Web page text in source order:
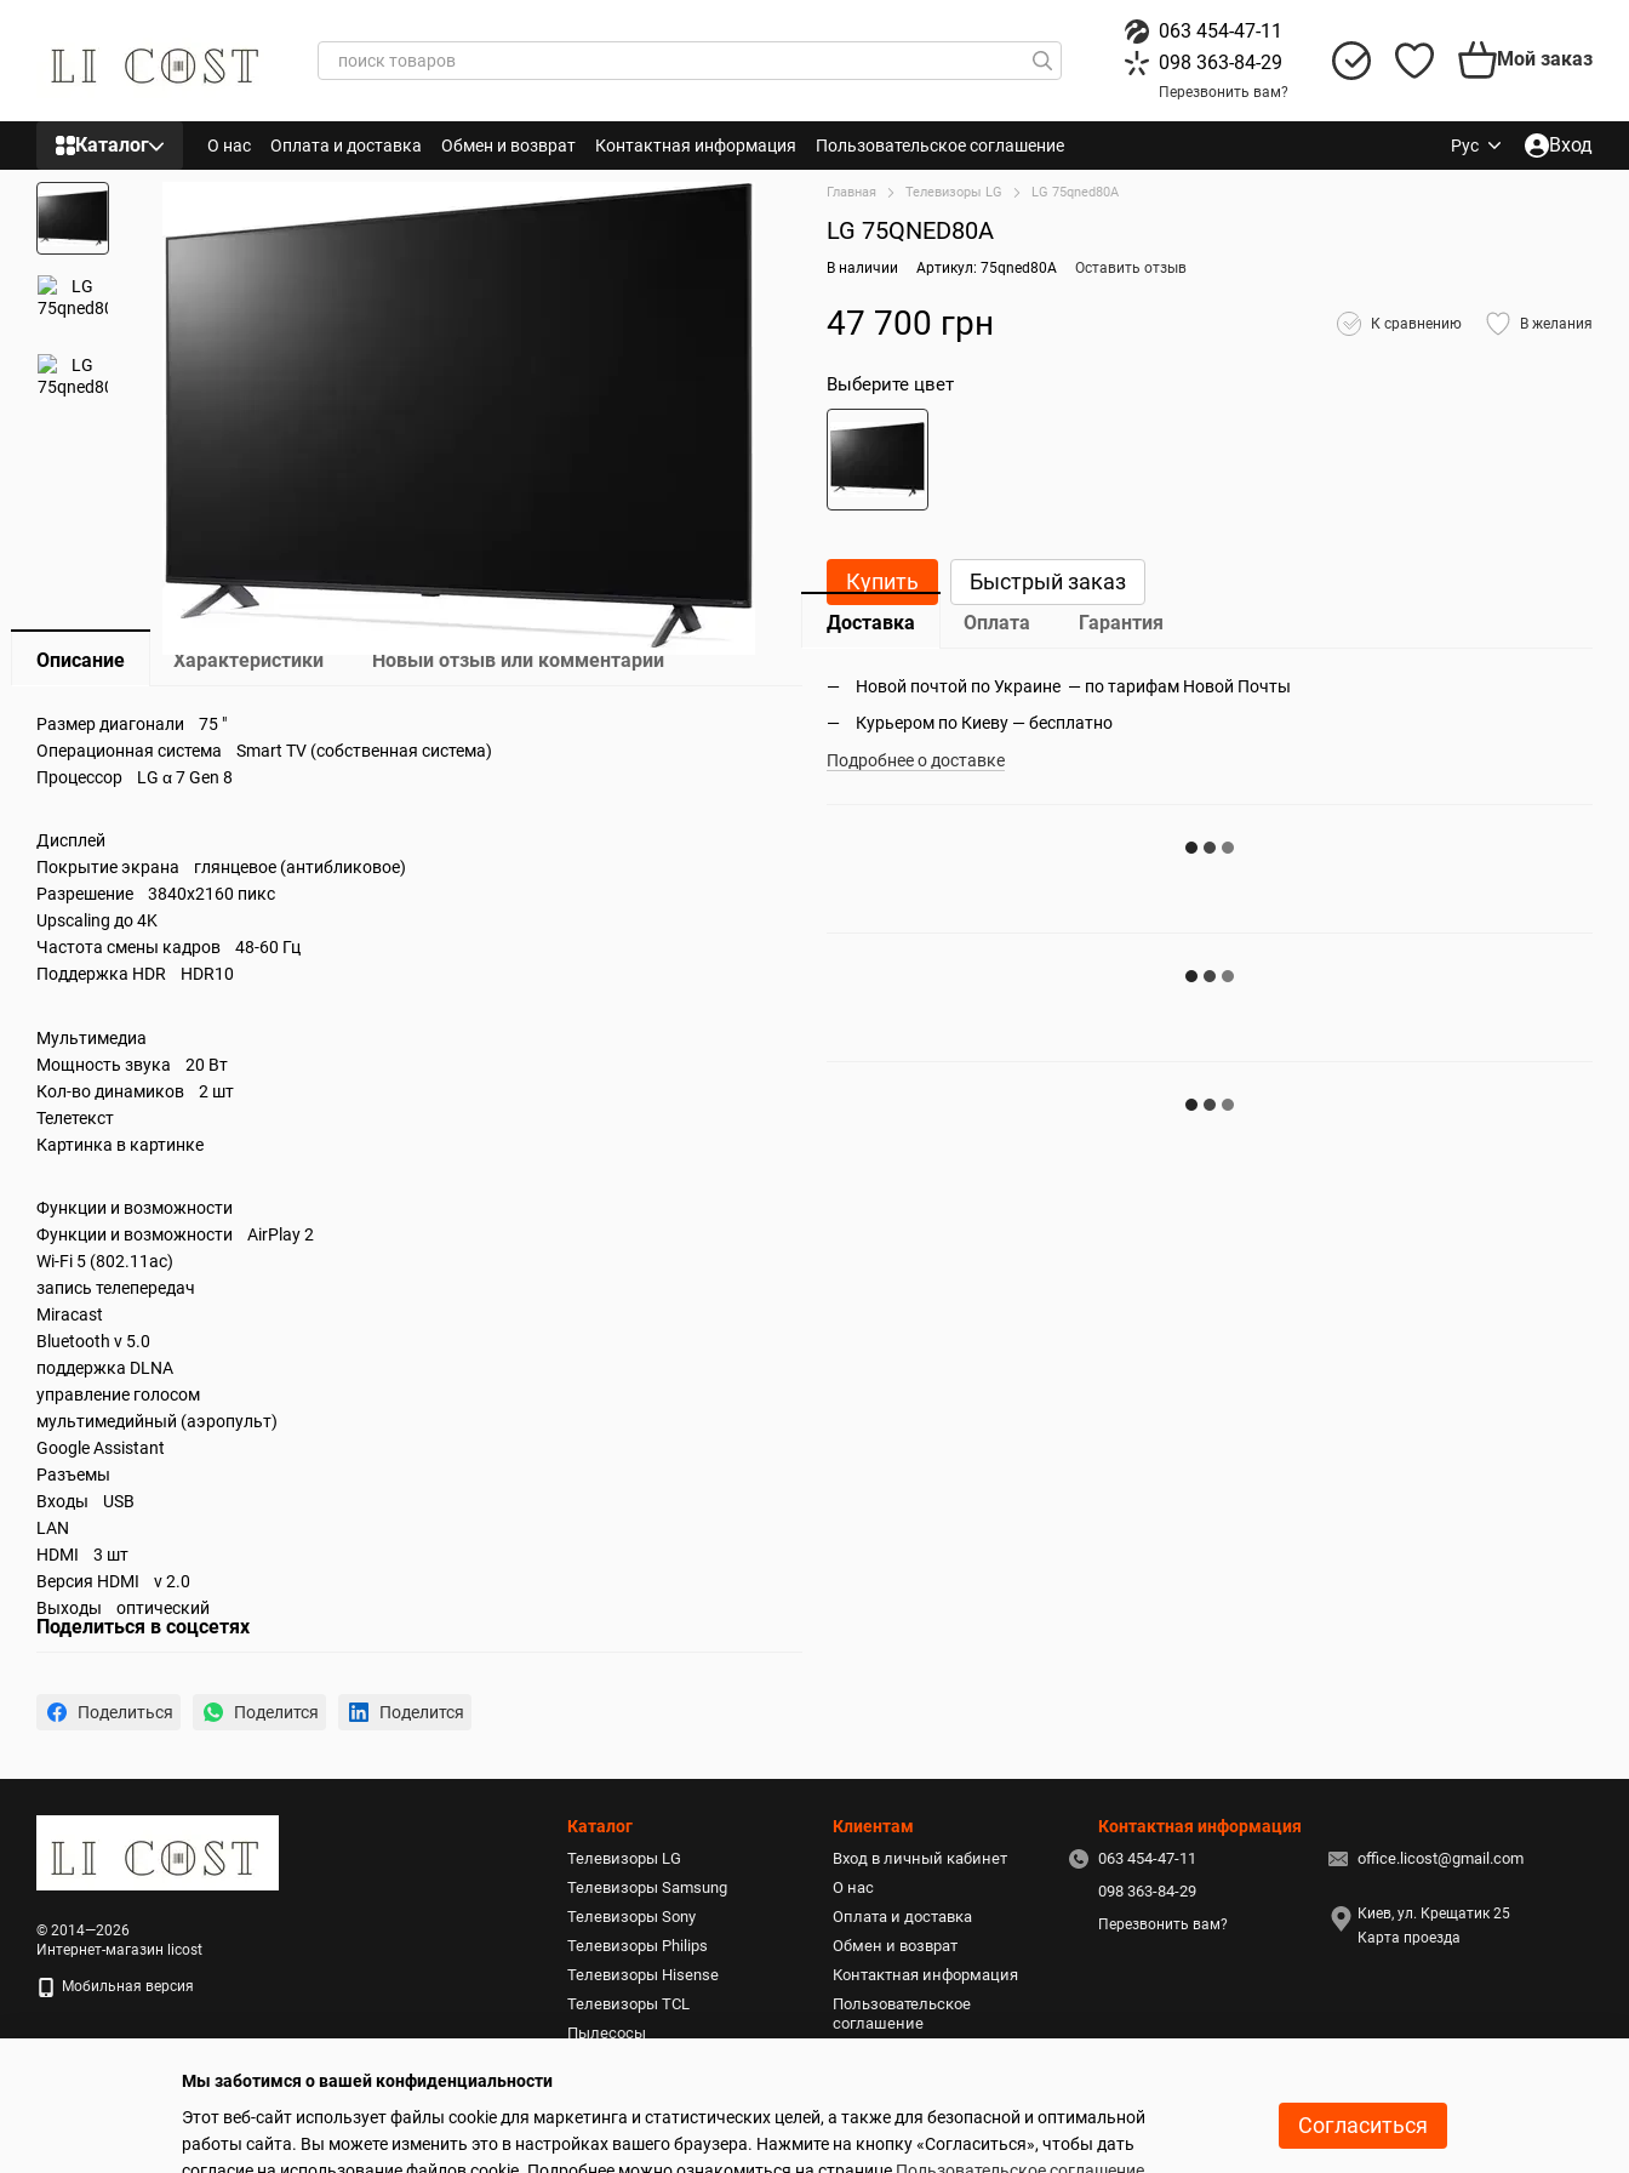
063 454-47-11
098 363-84-29
Перезвонить вам?
Мой заказ
Каталог О нас Оплата и доставка Обмен и возврат Контактная информация Пользовательское соглашение Рус Вход
Описание Характеристики Новый отзыв или комментарий
Размер диагонали 75 "
Операционная система Smart TV (собственная система)
Процессор LG α 7 Gen 8
Дисплей
Покрытие экрана глянцевое (антибликовое)
Разрешение 3840x2160 пикс
Upscaling до 4K
Частота смены кадров 48-60 Гц
Поддержка HDR HDR10
Мультимедиа
Мощность звука 20 Вт
Кол-во динамиков 2 шт
Телетекст
Картинка в картинке
Функции и возможности
Функции и возможности AirPlay 2
Wi-Fi 5 (802.11ac)
запись телепередач
Miracast
Bluetooth v 5.0
поддержка DLNA
управление голосом
мультимедийный (аэропульт)
Google Assistant
Разъемы
Входы USB
LAN
HDMI 3 шт
Версия HDMI v 2.0
Выходы оптический
Поделиться в соцсетях
Поделиться Поделится Поделится
Главная Телевизоры LG LG 75qned80A
LG 75QNED80A
В наличии Артикул: 75qned80A Оставить отзыв
47 700 грн К сравнению В желания
Выберите цвет
Купить Быстрый заказ
Доставка Оплата Гарантия
Новой почтой по Украине — по тарифам Новой Почты
Курьером по Киеву — бесплатно
Подробнее о доставке
© 2014—2026
Интернет-магазин licost
Мобильная версия
Каталог
Телевизоры LG
Телевизоры Samsung
Телевизоры Sony
Телевизоры Philips
Телевизоры Hisense
Телевизоры TCL
Пылесосы
Мониторы
Клиентам
Вход в личный кабинет
О нас
Оплата и доставка
Обмен и возврат
Контактная информация
Пользовательское
соглашение
Контактная информация
063 454-47-11
098 363-84-29
Перезвонить вам?
office.licost@gmail.com
Киев, ул. Крещатик 25
Карта проезда
Мы заботимся о вашей конфиденциальности
Этот веб-сайт использует файлы cookie для маркетинга и статистических целей, а также для безопасной и оптимальной
работы сайта. Вы можете изменить это в настройках вашего браузера. Нажмите на кнопку «Согласиться», чтобы дать
Согласиться